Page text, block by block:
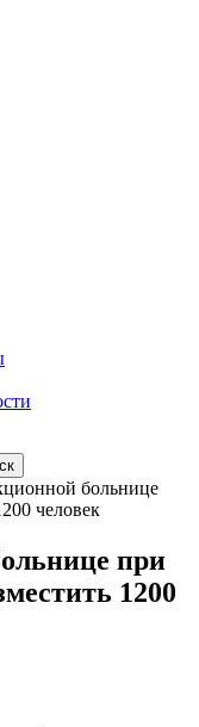
больнице
человек
при
1200